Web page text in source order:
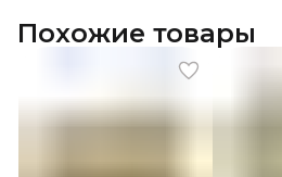
Похожие товары